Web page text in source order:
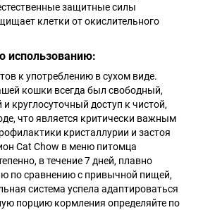
защитные силы
клетки от окислительного
использованию:
к употреблению в сухом виде.
кошки всегда был свободный,
круглосуточный доступ к чистой,
что является критически важным
кристаллурии и застоя
Cat Chow в меню питомца
в течение 7 дней, плавно
по сравнению с привычной пищей,
система успела адаптироваться
порцию кормления определяйте по